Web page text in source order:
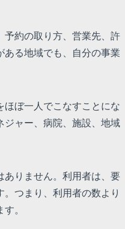
予約の取り方、営業先、許
ある地域でも、自分の事業
ほぼ一人でこなすことにな
ジャー、病院、施設、地域
ありません。利用者は、要
つまり、利用者の数より
。